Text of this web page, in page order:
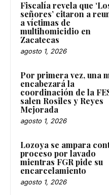
Fiscalía revela que
señores’ citaron a
a víctimas de
multihomicidio en
Zacatecas
agosto 1, 2026
Por primera vez, una
encabezará la
coordinación de la
salen Rosiles y Reyes
Mejorada
agosto 1, 2026
Lozoya se ampara
proceso por lavado
mientras FGR pide su
encarcelamiento
agosto 1, 2026